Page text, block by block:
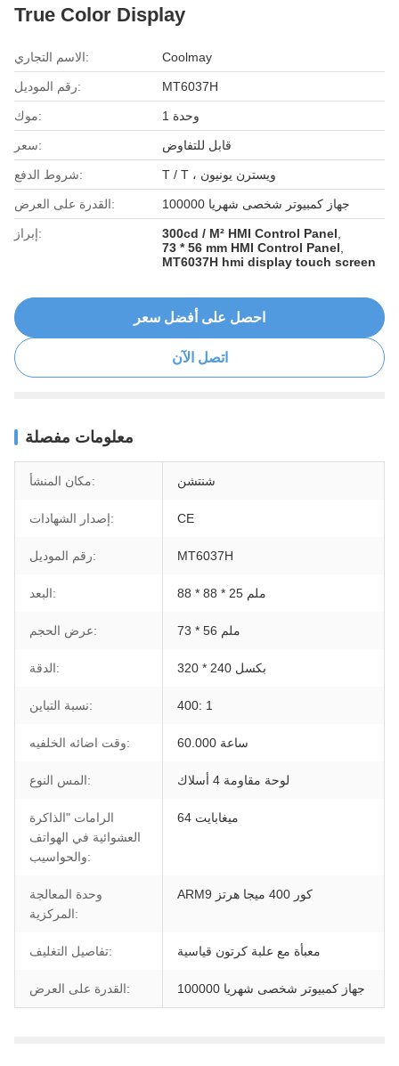
True Color Display
الاسم التجاري: Coolmay
رقم الموديل: MT6037H
موك: وحدة 1
سعر: قابل للتفاوض
شروط الدفع: T / T ، ويسترن يونيون
القدرة على العرض: 100000 جهاز كمبيوتر شخصى شهريا
إبراز: 300cd / M² HMI Control Panel
73 * 56 mm HMI Control Panel
MT6037H hmi display touch screen
احصل على أفضل سعر
اتصل الآن
معلومات مفصلة
مكان المنشأ: شنتشن
إصدار الشهادات: CE
رقم الموديل: MT6037H
البعد: 88 * 88 * 25 ملم
عرض الحجم: 73 * 56 ملم
الدقة: 320 * 240 بكسل
نسبة التباين: 400: 1
وقت اضائه الخلفيه: 60.000 ساعة
المس النوع: لوحة مقاومة 4 أسلاك
الرامات "الذاكرة
العشوائية في الهواتف
والحواسيب:
64 ميغابايت
وحدة المعالجة
المركزية:
ARM9 كور 400 ميجا هرتز
تفاصيل التغليف: معبأة مع علبة كرتون قياسية
القدرة على العرض: 100000 جهاز كمبيوتر شخصى شهريا